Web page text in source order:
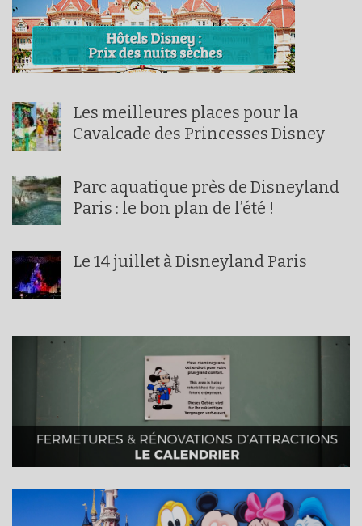
Les meilleures places pour la
Cavalcade des Princesses Disney
Parc aquatique près de Disneyland
Paris : le bon plan de l’été !
Le 14 juillet à Disneyland Paris